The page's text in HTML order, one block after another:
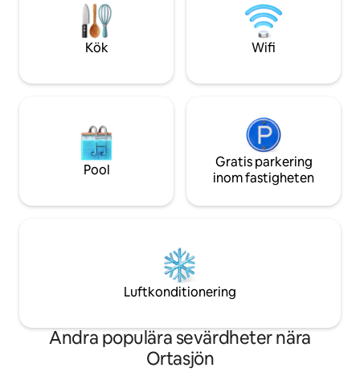
den lägsta våningen. Perfekt för par och
familjer men inte för äldre eller grupper
om 4 vuxna.
med direkt tillgång
önskar dig en
Kök Wifi
Pool
Gratis parkering
inom fastigheten
Luftkonditionering
Andra populära sevärdheter nära
Ortasjön